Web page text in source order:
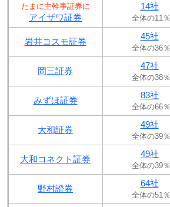
たまに主幹事証券に
アイザワ証券
14社
全体の11％
岩井コスモ証券
45社
全体の36％
岡三証券
47社
全体の38％
みずほ証券
83社
全体の66％
大和証券
49社
全体の39％
大和コネクト証券
49社
全体の39％
野村證券
64社
全体の51％